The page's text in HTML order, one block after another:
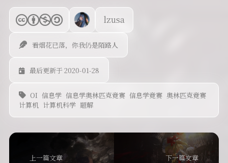
lzusa
看烟花已落，你我仍是陌路人
最后更新于 2020-01-28
OI 信息学 信息学奥林匹克竞赛 信息学竞赛 奥林匹克竞赛
计算机 计算机科学 题解
上一篇文章 下一篇文章